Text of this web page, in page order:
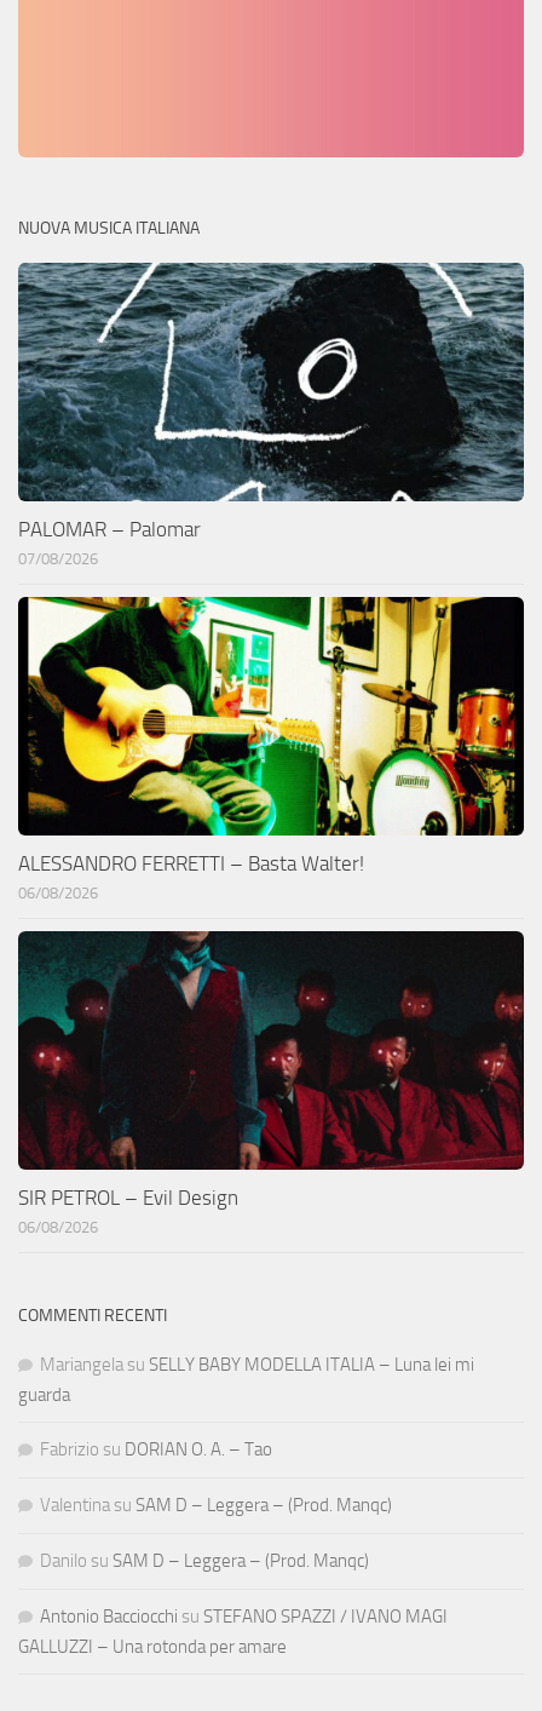
NUOVA MUSICA ITALIANA
PALOMAR – Palomar
07/08/2026
ALESSANDRO FERRETTI – Basta Walter!
06/08/2026
SIR PETROL – Evil Design
06/08/2026
COMMENTI RECENTI
Mariangela su SELLY BABY MODELLA ITALIA – Luna lei mi
guarda
Fabrizio su DORIAN O. A. – Tao
Valentina su SAM D – Leggera – (Prod. Manqc)
Danilo su SAM D – Leggera – (Prod. Manqc)
Antonio Bacciocchi su STEFANO SPAZZI / IVANO MAGI
GALLUZZI – Una rotonda per amare